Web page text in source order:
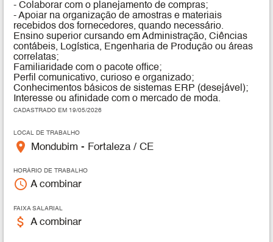
- Colaborar com o planejamento de compras;
- Apoiar na organização de amostras e materiais
recebidos dos fornecedores, quando necessário.
Ensino superior cursando em Administração, Ciências
contábeis, Logística, Engenharia de Produção ou áreas
correlatas;
Familiaridade com o pacote office;
Perfil comunicativo, curioso e organizado;
Conhecimentos básicos de sistemas ERP (desejável);
Interesse ou afinidade com o mercado de moda.
CADASTRADO EM 19/05/2026
LOCAL DE TRABALHO
place Mondubim - Fortaleza / CE
HORÁRIO DE TRABALHO
access_time A combinar
FAIXA SALARIAL
attach_money A combinar